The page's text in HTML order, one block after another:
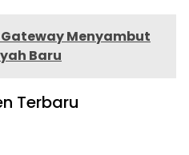
Menyambut
Baru
Terbaru